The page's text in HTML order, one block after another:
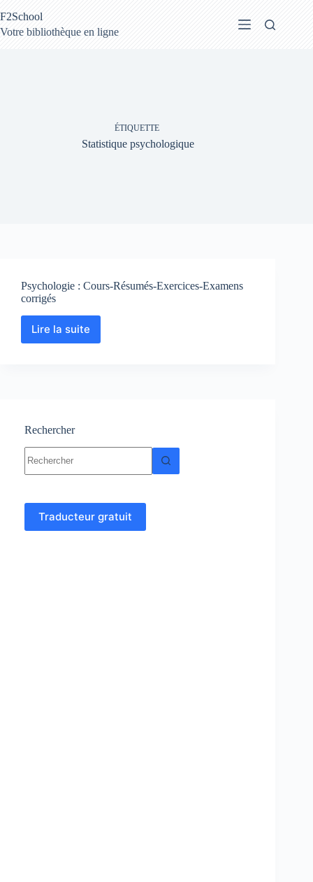
au
contenu
F2School
Votre bibliothèque en ligne
ÉTIQUETTE
Statistique psychologique
Psychologie : Cours-Résumés-Exercices-Examens
corrigés
Lire la suite
Psychologie
Rechercher
résultat
Traducteur gratuit